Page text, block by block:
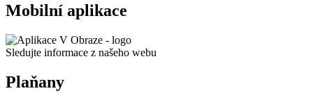
Mobilní aplikace
Sledujte informace z našeho webu
Plaňany